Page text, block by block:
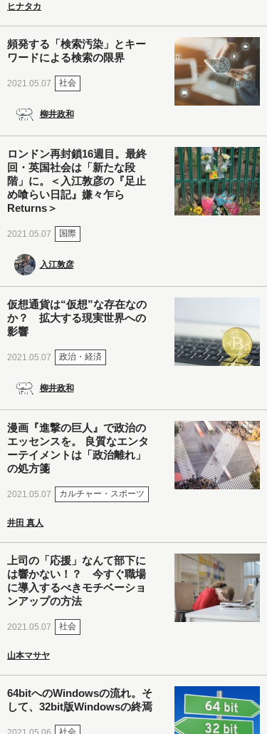
ヒナタカ
頻発する「検索汚染」とキー
ワードによる検索の限界
2021.05.07 社会
柳井政和
ロンドン再封鎖16週目。最終
回・英国社会は「新たな段
階」に。＜入江敦彦の『足止
め喰らい日記』嫌々乍ら
Returns＞
2021.05.07 国際
入江敦彦
仮想通貨は“仮想”な存在なの
か？ 拡大する現実世界への
影響
2021.05.07 政治・経済
柳井政和
漫画『進撃の巨人』で政治の
エッセンスを。 良質なエンタ
ーテイメントは「政治離れ」
の処方箋
2021.05.07 カルチャー・スポーツ
井田 真人
上司の「応援」なんて部下に
は響かない！？ 今すぐ職場
に導入するべきモチベーショ
ンアップの方法
2021.05.07 社会
山本マサヤ
64bitへのWindowsの流れ。そ
して、32bit版Windowsの終焉